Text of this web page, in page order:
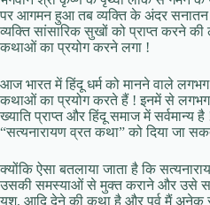
पर आगमन हुआ तब व्यक्ति के अंदर
व्यक्ति सांसारिक सुखों को प्राप्त करने
कथाओं का प्रयोग करने लगा !
आज भारत में हिंदू धर्म को मानने वाले
कथाओं का प्रयोग करते हैं ! इनमें से
ख्याति प्राप्त और हिंदू समाज में सर्वमान्य
“सत्यनारायण व्रत कथा” को दिया जा
क्योंकि ऐसा बतलाया जाता है कि
उसकी समस्याओं से मुक्त कराने और उसे
यश, आदि देने की कथा है और पूर्व मैं अनेक